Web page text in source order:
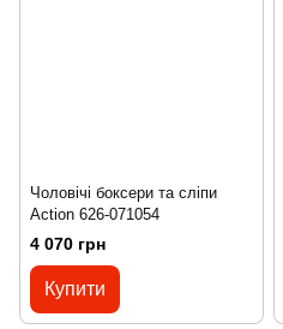
Чоловічі боксери та сліпи
Action 626-071054
4 070 грн
Купити